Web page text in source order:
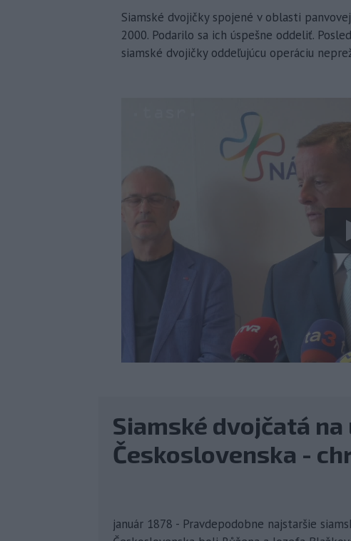
Siamské dvojičky spojené v oblasti
2000. Podarilo sa ich úspešne oddeliť.
siamské dvojičky oddeľujúcu operáciu
Siamské dvojčatá
Československa -
január 1878 - Pravdepodobne najstaršie